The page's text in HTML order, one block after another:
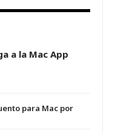
a la Mac App
para Mac por